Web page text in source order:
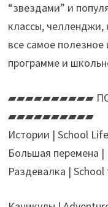
“звездами” и
классы, челленджи,
все самое
программе и
▰▰▰▰▰▰▰▰▰▰
▰▰▰▰▰▰▰▰▰▰
Истории | School
Большая перемена |
Раздевалка |